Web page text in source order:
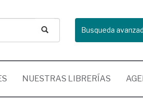
Busqueda
NUESTRAS LIBRERÍAS